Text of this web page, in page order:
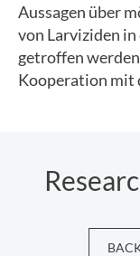
Aussagen über
von Larviziden
getroffen
Kooperation mit